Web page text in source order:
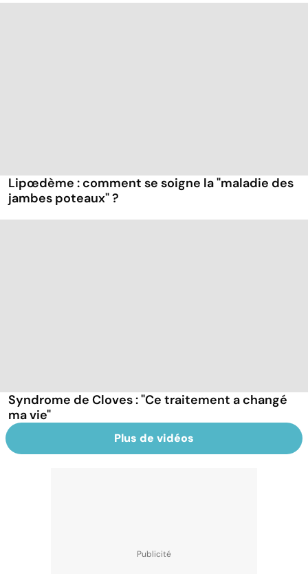
Lipœdème : comment se soigne la "maladie des
jambes poteaux" ?
Syndrome de Cloves : "Ce traitement a changé
ma vie"
Plus de vidéos